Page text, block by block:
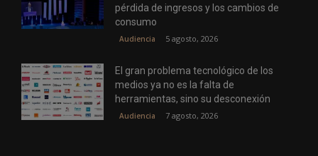
pérdida de ingresos y los cambios de
consumo
Audiencia 5 agosto, 2026
El gran problema tecnológico de los
medios ya no es la falta de
herramientas, sino su desconexión
Audiencia 7 agosto, 2026